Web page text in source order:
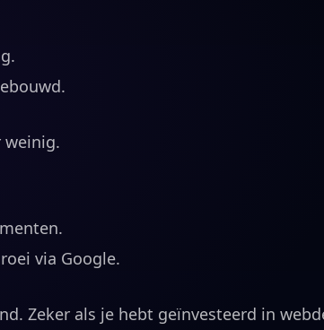
weinig.
via Google.
Zeker als je hebt geïnvesteerd in